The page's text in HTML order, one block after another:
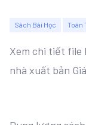
Sách Bài Học Toán
Xem chi tiết file
nhà xuất bản